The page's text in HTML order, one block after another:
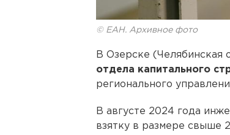
© ЕАН. Архивное фото
В Озерске (Челябинская
отдела капитального
регионального
В августе 2024 года
взятку в размере свыше